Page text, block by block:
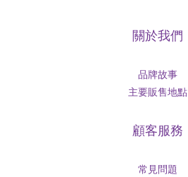
關於我們
品牌故事
主要販售地點
顧客服務
常見問題